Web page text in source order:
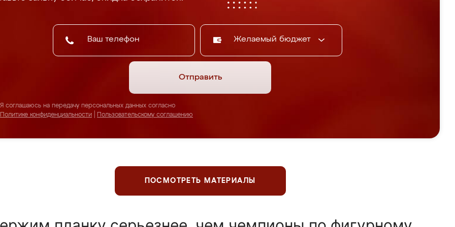
Желаемый бюджет
Отправить
Я соглашаюсь на передачу персональных данных согласно
Политике конфиденциальности
Пользовательскому соглашению
ПОСМОТРЕТЬ МАТЕРИАЛЫ